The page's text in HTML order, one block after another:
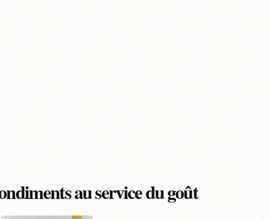
au service du goût